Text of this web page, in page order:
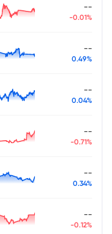
--
-0.01%
--
0.49%
--
0.04%
--
-0.71%
--
0.34%
--
-0.12%